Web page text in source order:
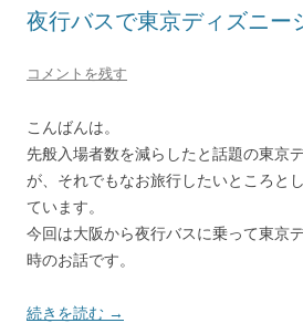
夜行バスで東京ディズニー
コメントを残す
こんばんは。
先般入場者数を減らしたと話題の東京
が、それでもなお旅行したいところと
ています。
今回は大阪から夜行バスに乗って東京
時のお話です。
続きを読む →